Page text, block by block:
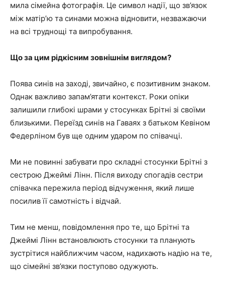
мила сімейна фотографія. Це символ надії, що зв’язок
між матір’ю та синами можна відновити, незважаючи
на всі труднощі та випробування.
Що за цим рідкісним зовнішнім виглядом?
Поява синів на заході, звичайно, є позитивним знаком.
Однак важливо запам’ятати контекст. Роки опіки
залишили глибокі шрами у стосунках Брітні зі своїми
близькими. Переїзд синів на Гаваях з батьком Кевіном
Федерліном був ще одним ударом по співачці.
Ми не повинні забувати про складні стосунки Брітні з
сестрою Джеймі Лінн. Після виходу спогадів сестри
співачка пережила період відчуження, який лише
посилив її самотність і відчай.
Тим не менш, повідомлення про те, що Брітні та
Джеймі Лінн встановлюють стосунки та планують
зустрітися найближчим часом, надихають надію на те,
що сімейні зв’язки поступово одужують.